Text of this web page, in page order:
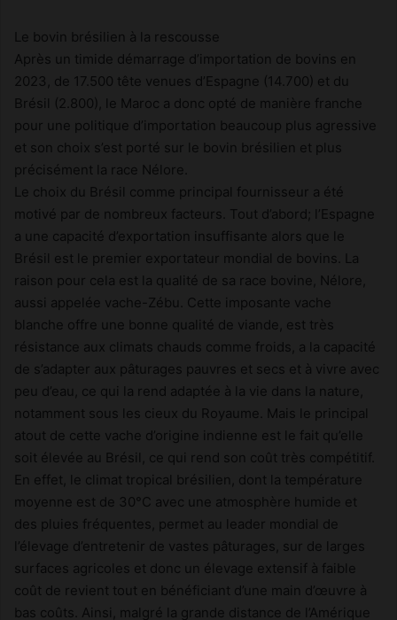
Le bovin brésilien à la rescousse
Après un timide démarrage d’importation de bovins en
2023, de 17.500 tête venues d’Espagne (14.700) et du
Brésil (2.800), le Maroc a donc opté de manière franche
pour une politique d’importation beaucoup plus agressive
et son choix s’est porté sur le bovin brésilien et plus
précisément la race Nélore.
Le choix du Brésil comme principal fournisseur a été
motivé par de nombreux facteurs. Tout d’abord; l’Espagne
a une capacité d’exportation insuffisante alors que le
Brésil est le premier exportateur mondial de bovins. La
raison pour cela est la qualité de sa race bovine, Nélore,
aussi appelée vache-Zébu. Cette imposante vache
blanche offre une bonne qualité de viande, est très
résistance aux climats chauds comme froids, a la capacité
de s’adapter aux pâturages pauvres et secs et à vivre avec
peu d’eau, ce qui la rend adaptée à la vie dans la nature,
notamment sous les cieux du Royaume. Mais le principal
atout de cette vache d’origine indienne est le fait qu’elle
soit élevée au Brésil, ce qui rend son coût très compétitif.
En effet, le climat tropical brésilien, dont la température
moyenne est de 30°C avec une atmosphère humide et
des pluies fréquentes, permet au leader mondial de
l’élevage d’entretenir de vastes pâturages, sur de larges
surfaces agricoles et donc un élevage extensif à faible
coût de revient tout en bénéficiant d’une main d’œuvre à
bas coûts. Ainsi, malgré la grande distance de l’Amérique